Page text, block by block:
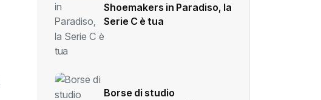
Shoemakers in Paradiso, la
Serie C è tua
Borse di studio